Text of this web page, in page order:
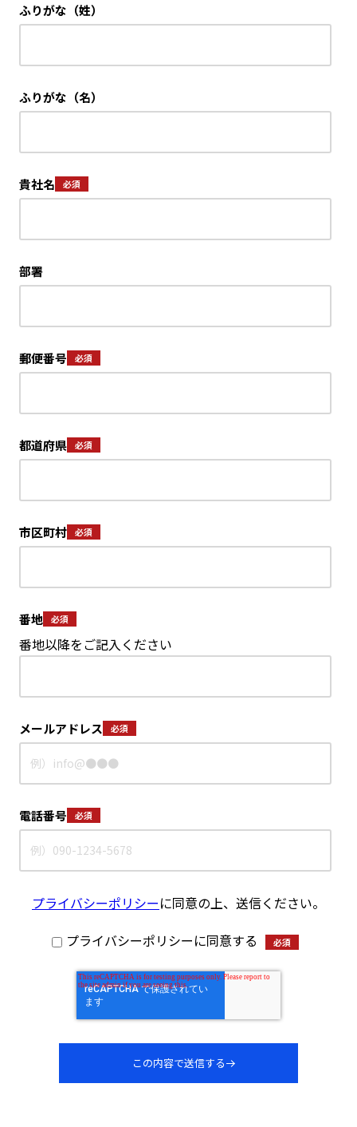
ふりがな（姓）
ふりがな（名）
貴社名
部署
郵便番号
都道府県
市区町村
番地
番地以降をご記入ください
メールアドレス
電話番号
プライバシーポリシーに同意の上、送信ください。
プライバシーポリシーに同意する